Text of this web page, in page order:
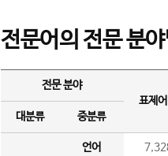
전문어의 전문 분
전문 분야
표제
대분류
중분류
언어